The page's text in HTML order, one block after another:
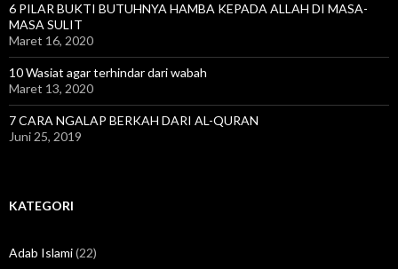
6 PILAR BUKTI BUTUHNYA HAMBA KEPADA ALLAH DI MASA-
MASA SULIT
Maret 16, 2020
10 Wasiat agar terhindar dari wabah
Maret 13, 2020
7 CARA NGALAP BERKAH DARI AL-QURAN
Juni 25, 2019
KATEGORI
Adab Islami(22)